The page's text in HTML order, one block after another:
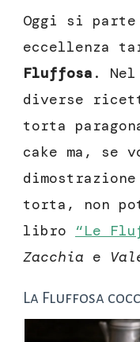
Oggi si
eccellenza
Fluffosa .
diverse
torta
cake ma, se
torta, non
libro “Le
Zacchia e
La Fluffosa